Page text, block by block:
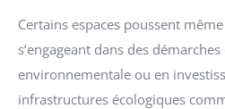
Certains espaces poussent
s’engageant dans des
environnementale ou en
infrastructures écologiques